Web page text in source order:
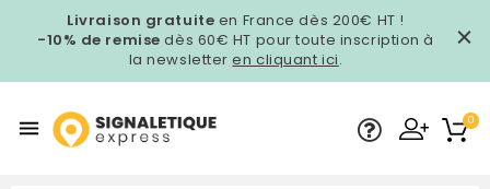
Livraison gratuite en France dès 200€ HT !
-10% de remise dès 60€ HT pour toute inscription à
la newsletteren cliquant ici.
 0